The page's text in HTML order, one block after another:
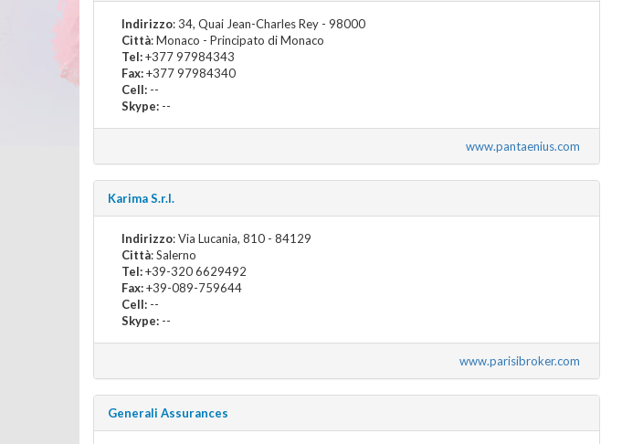
Indirizzo: 34, Quai Jean-Charles Rey - 98000
Città: Monaco - Principato di Monaco
Tel:+377 97984343
Fax:+377 97984340
Cell: --
Skype: --
www.pantaenius.com
Karima S.r.l.
Indirizzo: Via Lucania, 810 - 84129
Città: Salerno
Tel:+39-320 6629492
Fax:+39-089-759644
Cell: --
Skype: --
www.parisibroker.com
Generali Assurances